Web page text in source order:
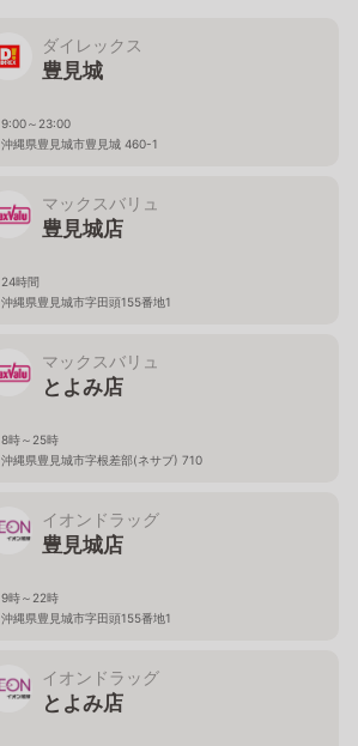
ダイレックス
豊見城
9:00～23:00
沖縄県豊見城市豊見城 460-1
マックスバリュ
豊見城店
24時間
沖縄県豊見城市字田頭155番地1
マックスバリュ
とよみ店
8時～25時
沖縄県豊見城市字根差部(ネサブ) 710
イオンドラッグ
豊見城店
9時～22時
沖縄県豊見城市字田頭155番地1
イオンドラッグ
とよみ店